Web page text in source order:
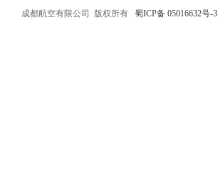
成都航空有限公司 版权所有 蜀ICP备 05016632号-3